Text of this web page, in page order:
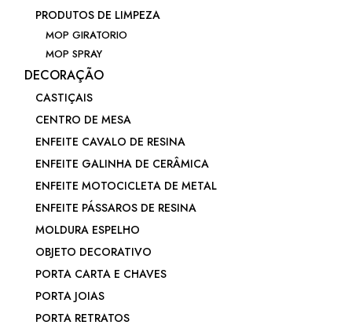
PRODUTOS DE LIMPEZA
MOP GIRATORIO
MOP SPRAY
DECORAÇÃO
CASTIÇAIS
CENTRO DE MESA
ENFEITE CAVALO DE RESINA
ENFEITE GALINHA DE CERÂMICA
ENFEITE MOTOCICLETA DE METAL
ENFEITE PÁSSAROS DE RESINA
MOLDURA ESPELHO
OBJETO DECORATIVO
PORTA CARTA E CHAVES
PORTA JOIAS
PORTA RETRATOS